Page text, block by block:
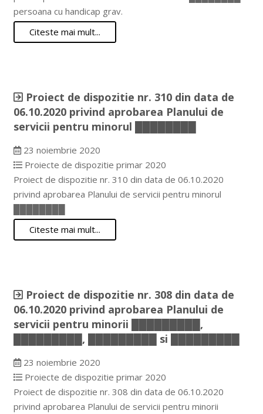
persoana cu handicap grav.
Citeste mai mult...
Proiect de dispozitie nr. 310 din data de
06.10.2020 privind aprobarea Planului de
servicii pentru minorul ████████
23 noiembrie 2020
Proiecte de dispozitie primar 2020
Proiect de dispozitie nr. 310 din data de 06.10.2020
privind aprobarea Planului de servicii pentru minorul
Citeste mai mult...
Proiect de dispozitie nr. 308 din data de
06.10.2020 privind aprobarea Planului de
servicii pentru minorii █████████,
█████████, █████████ si █████████
23 noiembrie 2020
Proiecte de dispozitie primar 2020
Proiect de dispozitie nr. 308 din data de 06.10.2020
privind aprobarea Planului de servicii pentru minorii